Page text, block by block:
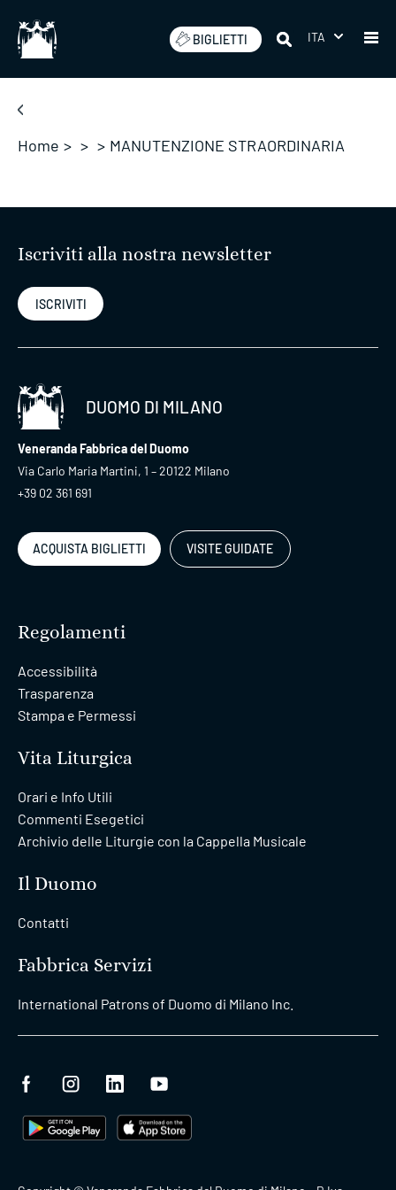
BIGLIETTI ITA
Home > > > MANUTENZIONE STRAORDINARIA
Iscriviti alla nostra newsletter
ISCRIVITI
DUOMO DI MILANO
Veneranda Fabbrica del Duomo
Via Carlo Maria Martini, 1 – 20122 Milano
+39 02 361 691
ACQUISTA BIGLIETTI VISITE GUIDATE
Regolamenti
Accessibilità
Trasparenza
Stampa e Permessi
Vita Liturgica
Orari e Info Utili
Commenti Esegetici
Archivio delle Liturgie con la Cappella Musicale
Il Duomo
Contatti
Fabbrica Servizi
International Patrons of Duomo di Milano Inc.